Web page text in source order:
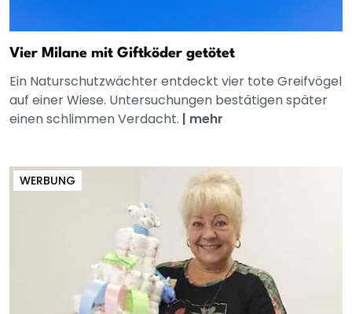
Vier Milane mit Giftköder getötet
Ein Naturschutzwächter entdeckt vier tote Greifvögel
auf einer Wiese. Untersuchungen bestätigen später
einen schlimmen Verdacht. | mehr
WERBUNG